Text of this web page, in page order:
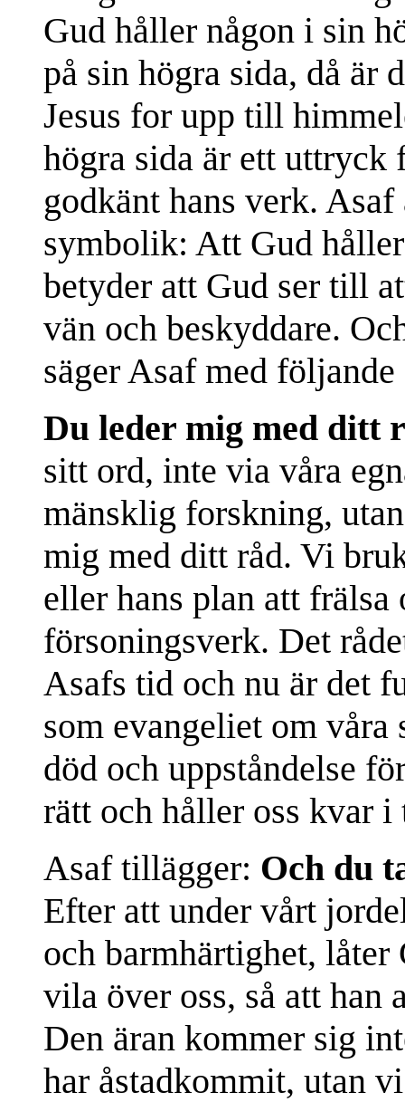
Gud håller någon i sin
på sin högra sida, då är
Jesus for upp till
högra sida är ett
godkänt hans verk.
symbolik: Att Gud
betyder att Gud ser till
vän och beskyddare.
säger Asaf med
Du leder mig med ditt
sitt ord, inte via våra
mänsklig forskning,
mig med ditt råd. Vi
eller hans plan att frälsa
försoningsverk. Det
Asafs tid och nu är det
som evangeliet om våra
död och uppståndelse
rätt och håller oss kvar i
Asaf tillägger: Och du
Efter att under vårt
och barmhärtighet, låter
vila över oss, så att han
Den äran kommer sig
har åstadkommit, utan